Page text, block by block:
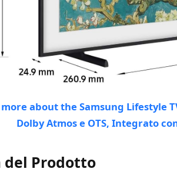
del Prodotto